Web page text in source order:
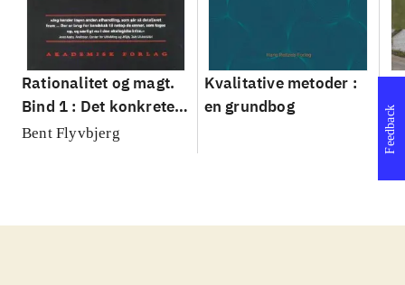
Rationalitet og magt.
Bind 1 : Det konkretes
videnskab
Bent Flyvbjerg
Kvalitative metoder :
en grundbog
Feedback